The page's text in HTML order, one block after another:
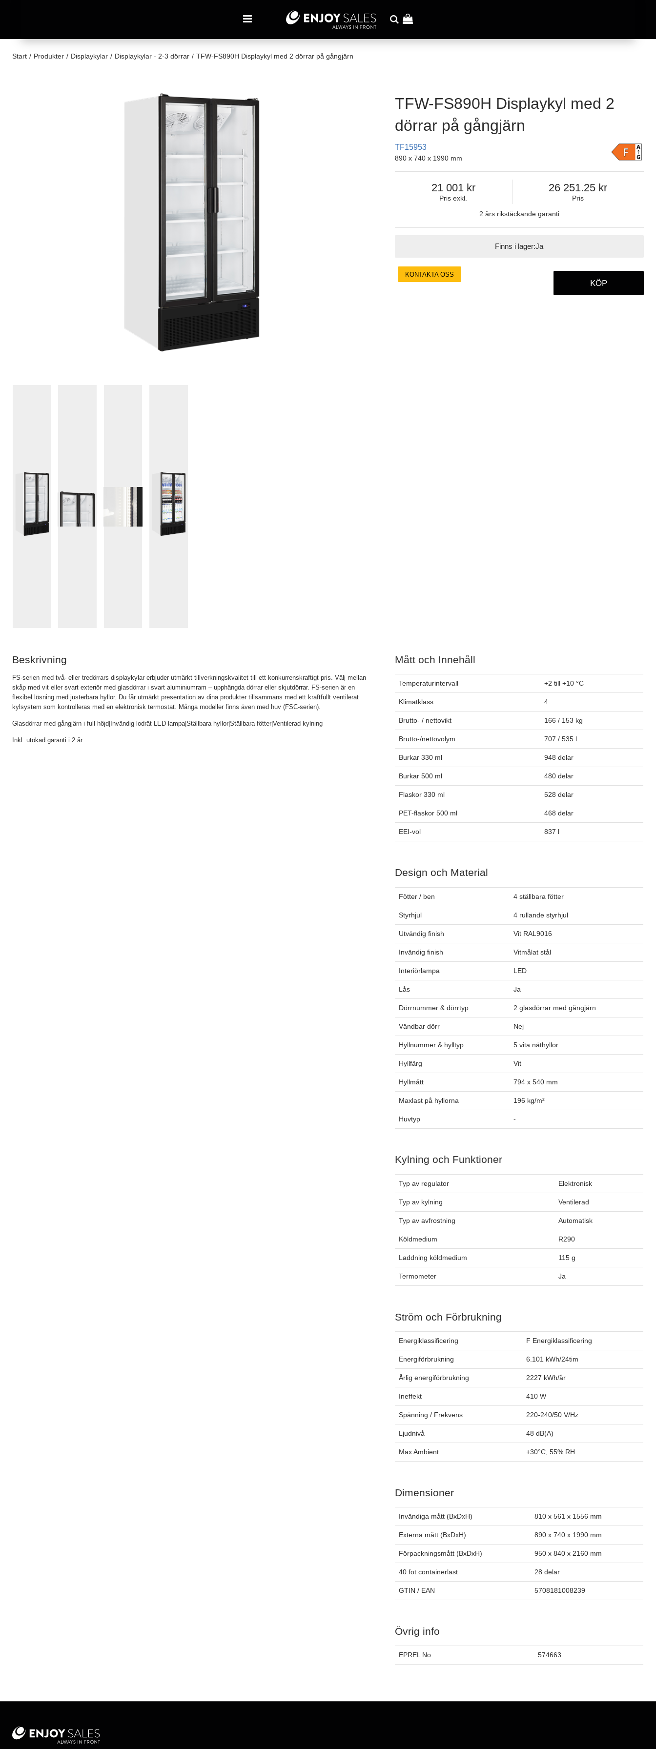
Start / Produkter / Displaykylar / Displaykylar - 2-3 dörrar / TFW-FS890H Displaykyl med 2 dörrar på gångjärn
TFW-FS890H Displaykyl med 2
dörrar på gångjärn
TF15953
890 x 740 x 1990 mm
Pris exkl.
21 001
Pris
26 251.25
2 års rikstäckande garanti
Finns i lager:Ja
KONTAKTA OSS
KÖP
Beskrivning
FS-serien med två- eller tredörrars displaykylar erbjuder utmärkt tillverkningskvalitet till ett konkurrenskraftigt pris. Välj mellan
skåp med vit eller svart exteriör med glasdörrar i svart aluminiumram – upphängda dörrar eller skjutdörrar. FS-serien är en
flexibel lösning med justerbara hyllor. Du får utmärkt presentation av dina produkter tillsammans med ett kraftfullt ventilerat
kylsystem som kontrolleras med en elektronisk termostat. Många modeller finns även med huv (FSC-serien).
Glasdörrar med gångjärn i full höjd|Invändig lodrät LED-lampa|Ställbara hyllor|Ställbara fötter|Ventilerad kylning
Inkl. utökad garanti i 2 år
Mått och Innehåll
Temperaturintervall +2 till +10 °C
Klimatklass 4
Brutto- / nettovikt 166 / 153 kg
Brutto-/nettovolym 707 / 535 l
Burkar 330 ml 948 delar
Burkar 500 ml 480 delar
Flaskor 330 ml 528 delar
PET-flaskor 500 ml 468 delar
EEI-vol 837 l
Design och Material
Fötter / ben 4 ställbara fötter
Styrhjul 4 rullande styrhjul
Utvändig finish Vit RAL9016
Invändig finish Vitmålat stål
Interiörlampa LED
Lås Ja
Dörrnummer & dörrtyp 2 glasdörrar med gångjärn
Vändbar dörr Nej
Hyllnummer & hylltyp 5 vita näthyllor
Hyllfärg Vit
Hyllmått 794 x 540 mm
Maxlast på hyllorna 196 kg/m²
Huvtyp -
Kylning och Funktioner
Typ av regulator Elektronisk
Typ av kylning Ventilerad
Typ av avfrostning Automatisk
Köldmedium R290
Laddning köldmedium 115 g
Termometer Ja
Ström och Förbrukning
Energiklassificering F Energiklassificering
Energiförbrukning 6.101 kWh/24tim
Årlig energiförbrukning 2227 kWh/år
Ineffekt 410 W
Spänning / Frekvens 220-240/50 V/Hz
Ljudnivå 48 dB(A)
Max Ambient +30°C, 55% RH
Dimensioner
Invändiga mått (BxDxH) 810 x 561 x 1556 mm
Externa mått (BxDxH) 890 x 740 x 1990 mm
Förpackningsmått (BxDxH) 950 x 840 x 2160 mm
40 fot containerlast 28 delar
GTIN / EAN 5708181008239
Övrig info
EPREL No 574663